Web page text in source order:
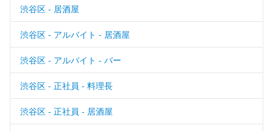
渋谷区 - 居酒屋
渋谷区 - アルバイト - 居酒屋
渋谷区 - アルバイト - バー
渋谷区 - 正社員 - 料理長
渋谷区 - 正社員 - 居酒屋